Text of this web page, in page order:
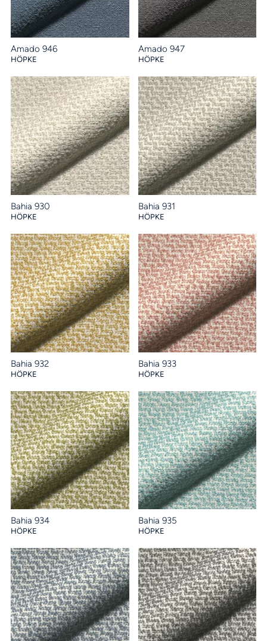
Amado 946
HÖPKE
Amado 947
HÖPKE
Bahia 930
HÖPKE
Bahia 931
HÖPKE
Bahia 932
HÖPKE
Bahia 933
HÖPKE
Bahia 934
HÖPKE
Bahia 935
HÖPKE